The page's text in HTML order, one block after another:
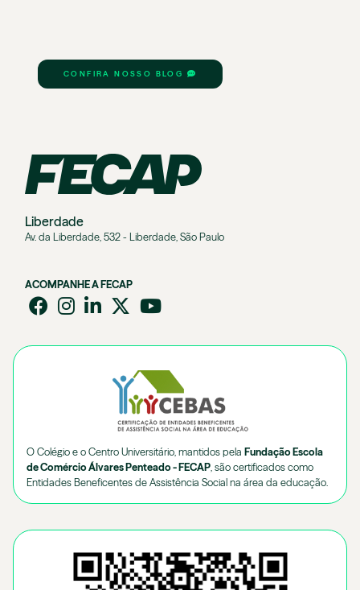
CONFIRA NOSSO BLOG
Liberdade
Av. da Liberdade, 532 - Liberdade, São Paulo
ACOMPANHE A FECAP
O Colégio e o Centro Universitário, mantidos pela Fundação Escola
de Comércio Álvares Penteado - FECAP , são certificados como
Entidades Beneficentes de Assistência Social na área da educação.